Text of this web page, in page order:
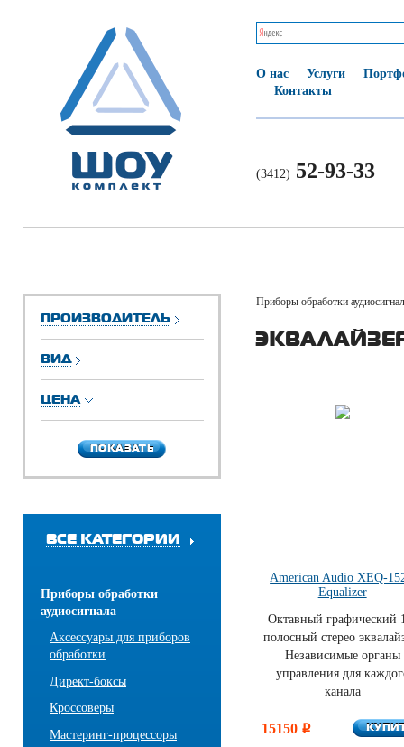
О нас Услуги
Контакты
(3412) 52-93-33
ПРОИЗВОДИТЕЛЬ
ВИД
ЦЕНА
ПОКАЗАТЬ
ПОКАЗАТЬ
ВСЕ КАТЕГОРИИ
Приборы обработки
аудиосигнала
Аксессуары для приборов
обработки
Директ-боксы
Кроссоверы
Мастеринг-процессоры
Приборы обработки
American Audio XEQ-
Equalizer
Октавный графический
полосный стерео
Независимые органы
управления для
канала
15150 i